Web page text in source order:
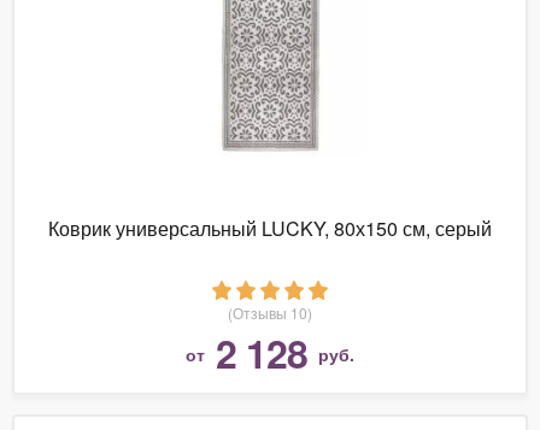
Коврик универсальный LUCKY, 80х150 см, серый
(Отзывы 10)
от 2 128 руб.